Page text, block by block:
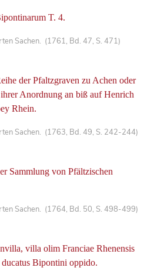
T. 4.
Sachen. (1761, Bd. 47, S. 471)
der Pfaltzgraven zu Achen oder
Anordnung an biß auf Henrich
Rhein.
Sachen. (1763, Bd. 49, S. 242-244)
Sammlung von Pfältzischen
Sachen. (1764, Bd. 50, S. 498-499)
villa olim Franciae Rhenensis
Bipontini oppido.